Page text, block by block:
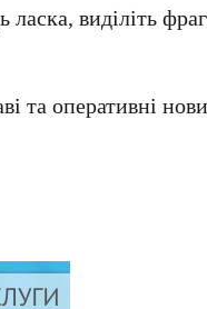
виділіть
та оперативні